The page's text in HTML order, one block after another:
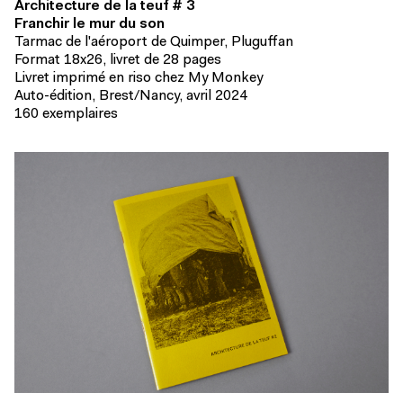
Architecture de la teuf # 3
Franchir le mur du son
Tarmac de l'aéroport de Quimper, Pluguffan
Format 18x26, livret de 28 pages
Livret imprimé en riso chez My Monkey
Auto-édition, Brest/Nancy, avril 2024
160 exemplaires